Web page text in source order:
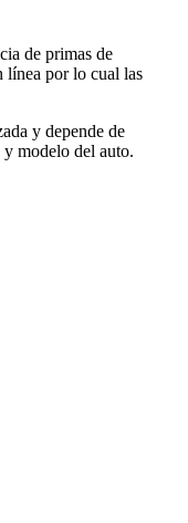
de primas de
línea por lo cual las
y depende de
y modelo del auto.